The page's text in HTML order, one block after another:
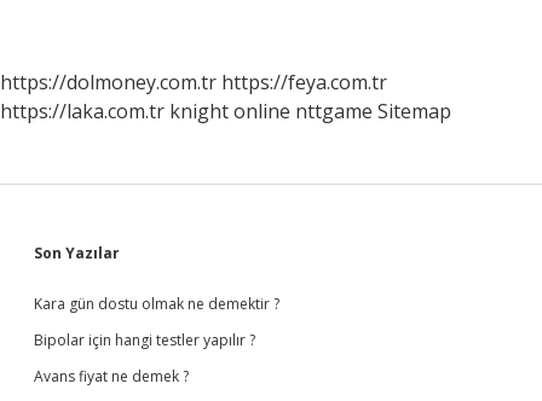
https://dolmoney.com.tr https://feya.com.tr
https://laka.com.tr knight online nttgame Sitemap
Sidebar
Son Yazılar
Kara gün dostu olmak ne demektir ?
Bipolar için hangi testler yapılır ?
Avans fiyat ne demek ?